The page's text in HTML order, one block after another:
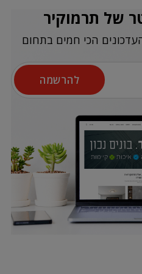
של תרמוקיר
הכי חמים בתחום
להרשמה